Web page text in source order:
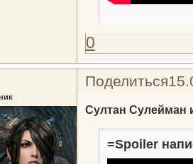
0
Поделиться
Султан Сулейман
=Spoiler